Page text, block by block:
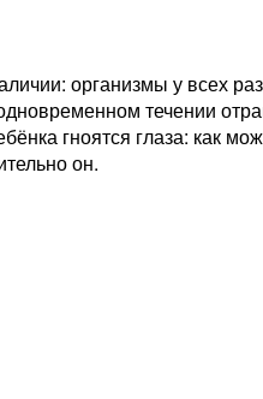
организмы у всех
течении
гноятся глаза: как
он.